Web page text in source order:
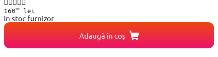
16099lei
In stoc furnizor
Adaugă în coș